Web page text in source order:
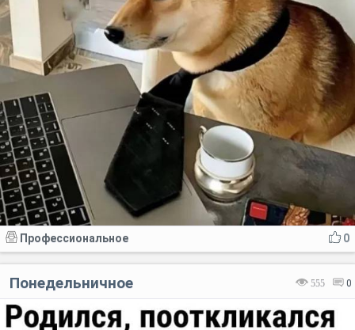
0
Профессиональное
555 0
Понедельничное